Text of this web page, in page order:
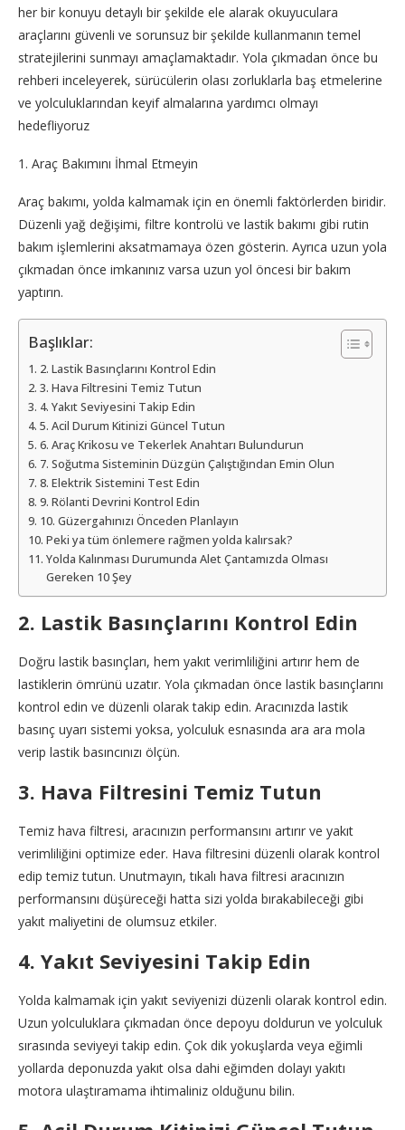
her bir konuyu detaylı bir şekilde ele alarak okuyuculara
araçlarını güvenli ve sorunsuz bir şekilde kullanmanın temel
stratejilerini sunmayı amaçlamaktadır. Yola çıkmadan önce bu
rehberi inceleyerek, sürücülerin olası zorluklarla baş etmelerine
ve yolculuklarından keyif almalarına yardımcı olmayı
hedefliyoruz
1. Araç Bakımını İhmal Etmeyin
Araç bakımı, yolda kalmamak için en önemli faktörlerden biridir.
Düzenli yağ değişimi, filtre kontrolü ve lastik bakımı gibi rutin
bakım işlemlerini aksatmamaya özen gösterin. Ayrıca uzun yola
çıkmadan önce imkanınız varsa uzun yol öncesi bir bakım
yaptırın.
Başlıklar:
2. Lastik Basınçlarını Kontrol Edin
3. Hava Filtresini Temiz Tutun
4. Yakıt Seviyesini Takip Edin
5. Acil Durum Kitinizi Güncel Tutun
6. Araç Krikosu ve Tekerlek Anahtarı Bulundurun
7. Soğutma Sisteminin Düzgün Çalıştığından Emin Olun
8. Elektrik Sistemini Test Edin
9. Rölanti Devrini Kontrol Edin
10. Güzergahınızı Önceden Planlayın
Peki ya tüm önlemere rağmen yolda kalırsak?
Yolda Kalınması Durumunda Alet Çantamızda Olması
Gereken 10 Şey
2. Lastik Basınçlarını Kontrol Edin
Doğru lastik basınçları, hem yakıt verimliliğini artırır hem de
lastiklerin ömrünü uzatır. Yola çıkmadan önce lastik basınçlarını
kontrol edin ve düzenli olarak takip edin. Aracınızda lastik
basınç uyarı sistemi yoksa, yolculuk esnasında ara ara mola
verip lastik basıncınızı ölçün.
3. Hava Filtresini Temiz Tutun
Temiz hava filtresi, aracınızın performansını artırır ve yakıt
verimliliğini optimize eder. Hava filtresini düzenli olarak kontrol
edip temiz tutun. Unutmayın, tıkalı hava filtresi aracınızın
performansını düşüreceği hatta sizi yolda bırakabileceği gibi
yakıt maliyetini de olumsuz etkiler.
4. Yakıt Seviyesini Takip Edin
Yolda kalmamak için yakıt seviyenizi düzenli olarak kontrol edin.
Uzun yolculuklara çıkmadan önce depoyu doldurun ve yolculuk
sırasında seviyeyi takip edin. Çok dik yokuşlarda veya eğimli
yollarda deponuzda yakıt olsa dahi eğimden dolayı yakıtı
motora ulaştıramama ihtimaliniz olduğunu bilin.